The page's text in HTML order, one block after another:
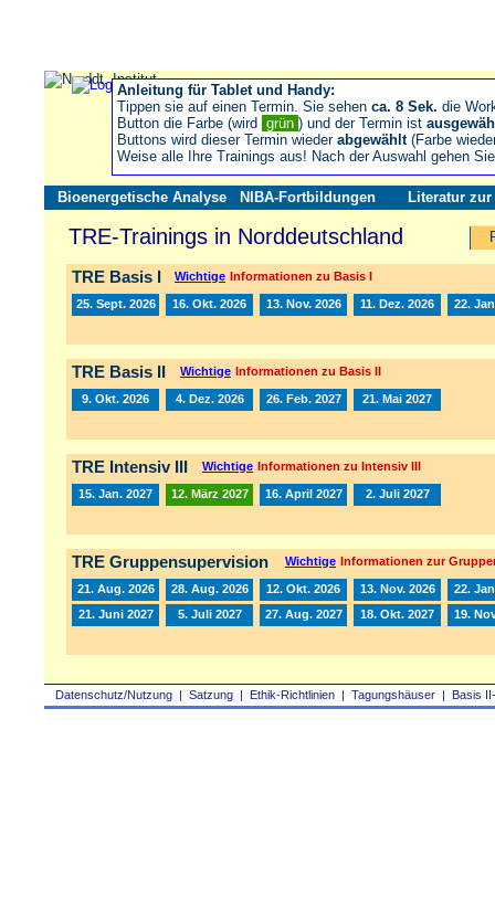
Datenschutz/Nutzung | Satzung | Ethik-Richtlinien | Tagungshäuser | Basis
Bioenergetische Analyse NIBA-Fortbildungen Literatur zur
TRE-Trainings in Norddeutschland
TRE Basis I Wichtige Informationen zu Basis I
25. Sept. 2026 16. Okt. 2026 13. Nov. 2026 11. Dez. 2026 22.
TRE Basis II Wichtige Informationen zu Basis II
9. Okt. 2026 4. Dez. 2026 26. Feb. 2027 21. Mai 2027
TRE Intensiv III Wichtige Informationen zu Intensiv III
15. Jan. 2027 12. März 2027 16. April 2027 2. Juli 2027
TRE Gruppensupervision Wichtige Informationen zur
21. Aug. 2026 28. Aug. 2026 12. Okt. 2026 13. Nov. 2026
22.
21. Juni 2027
5. Juli 2027 27. Aug. 2027 18. Okt. 2027 19.
Anleitung für Tablet und Handy:
Tippen sie auf einen Termin. Sie sehen ca. 8 Sek. die
Button die Farbe (wird grün ) und der Termin ist
Buttons wird dieser Termin wieder abgewählt(Farbe
Weise alle Ihre Trainings aus! Nach der Auswahl gehen